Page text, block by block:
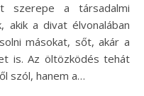
szerepe a társadalmi
akik a divat élvonalában
másokat, sőt, akár a
is. Az öltözködés tehát
szól, hanem a…